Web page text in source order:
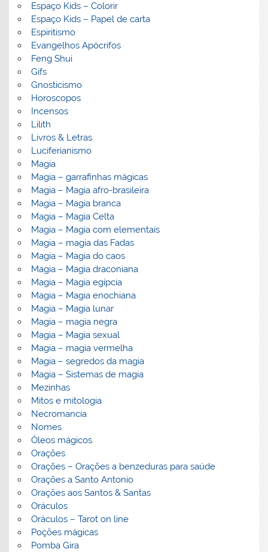
Espaço Kids – Colorir
Espaço Kids – Papel de carta
Espiritismo
Evangelhos Apócrifos
Feng Shui
Gifs
Gnosticismo
Horoscopos
Incensos
Lilith
Livros & Letras
Luciferianismo
Magia
Magia – garrafinhas mágicas
Magia – Magia afro-brasileira
Magia – Magia branca
Magia – Magia Celta
Magia – Magia com elementais
Magia – magia das Fadas
Magia – Magia do caos
Magia – Magia draconiana
Magia – Magia egípcia
Magia – Magia enochiana
Magia – Magia lunar
Magia – magia negra
Magia – Magia sexual
Magia – magia vermelha
Magia – segredos da magia
Magia – Sistemas de magia
Mezinhas
Mitos e mitologia
Necromancia
Nomes
Óleos mágicos
Orações
Orações – Orações a benzeduras para saúde
Orações a Santo Antonio
Orações aos Santos & Santas
Oráculos
Oráculos – Tarot on line
Poções mágicas
Pomba Gira